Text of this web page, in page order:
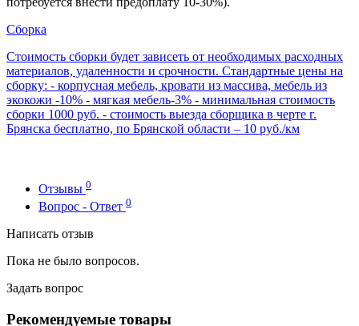
Сборка
Стоимость сборки будет зависеть от необходимых расходных
материалов, удаленности и срочности. Стандартные цены на
сборку: - корпусная мебель, кровати из массива, мебель из
экокожи -10% - мягкая мебель-3% - минимальная стоимость
сборки 1000 руб. - стоимость выезда сборщика в черте г.
Брянска бесплатно, по Брянской области – 10 руб./км
Отзывы 0
Вопрос - Ответ 0
Написать отзыв
Пока не было вопросов.
Задать вопрос
Рекомендуемые товары